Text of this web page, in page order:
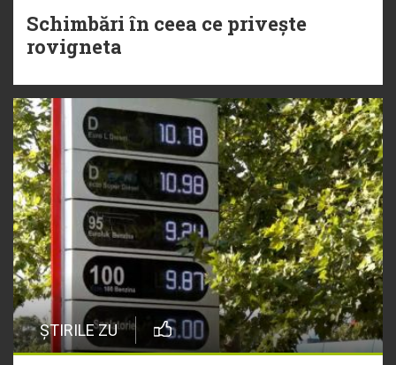
Schimbări în ceea ce privește
rovigneta
ȘTIRILE ZU